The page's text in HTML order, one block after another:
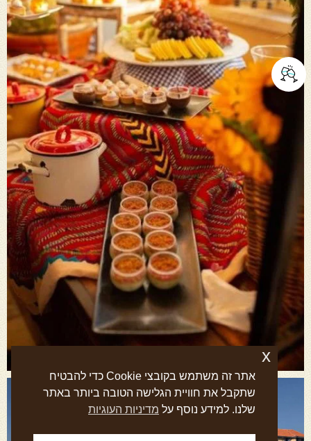
אתר זה משתמש בקובצי Cookie כדי להבטיח
שתקבל את חוויית הגלישה הטובה ביותר באתר
שלנו. למידע נוסף על מדיניות העוגיות
x